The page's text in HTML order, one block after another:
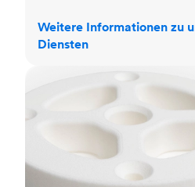
Weitere Informationen zu
Diensten